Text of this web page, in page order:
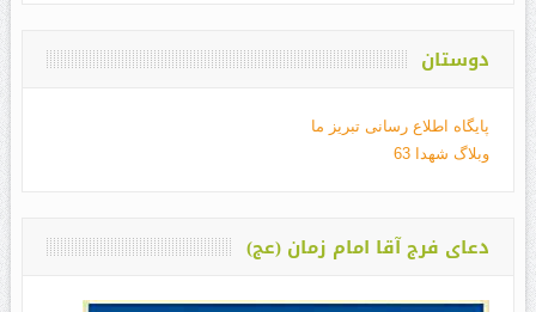
دوستان
پایگاه اطلاع رسانی تبریز ما
وبلاگ شهدا 63
دعای فرج آقا امام زمان (عج)